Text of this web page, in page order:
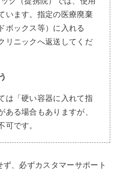
います。指定の医療廃棄
ボックス等）に入れる
リニックへ返送してくだ
は「硬い容器に入れて指
ある場合もありますが、
可です。
、必ずカスタマーサポート